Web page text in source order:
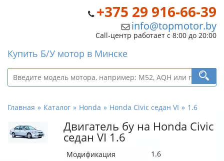
+375 29 916-66-39
info@topmotor.by
Call-центр работает с 8:00 до 20:00
Купить Б/У мотор в Минске
Главная Каталог Honda Honda Civic седан VI 1.6
Двигатель бу на Honda Civic
седан VI 1.6
Модификация
1.6